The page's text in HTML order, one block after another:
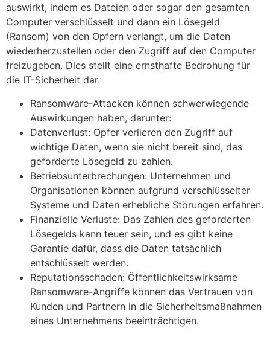
auswirkt, indem es Dateien oder sogar den gesamten
Computer verschlüsselt und dann ein Lösegeld
(Ransom) von den Opfern verlangt, um die Daten
wiederherzustellen oder den Zugriff auf den Computer
freizugeben. Dies stellt eine ernsthafte Bedrohung für
die IT-Sicherheit dar.
Ransomware-Attacken können schwerwiegende
Auswirkungen haben, darunter:
Datenverlust: Opfer verlieren den Zugriff auf
wichtige Daten, wenn sie nicht bereit sind, das
geforderte Lösegeld zu zahlen.
Betriebsunterbrechungen: Unternehmen und
Organisationen können aufgrund verschlüsselter
Systeme und Daten erhebliche Störungen erfahren.
Finanzielle Verluste: Das Zahlen des geforderten
Lösegelds kann teuer sein, und es gibt keine
Garantie dafür, dass die Daten tatsächlich
entschlüsselt werden.
Reputationsschaden: Öffentlichkeitswirksame
Ransomware-Angriffe können das Vertrauen von
Kunden und Partnern in die Sicherheitsmaßnahmen
eines Unternehmens beeinträchtigen.